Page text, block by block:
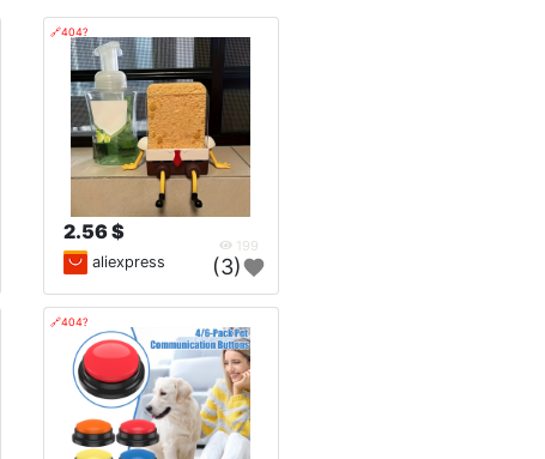
🔗404?
2.56 $
199
aliexpress (3)
🔗404?